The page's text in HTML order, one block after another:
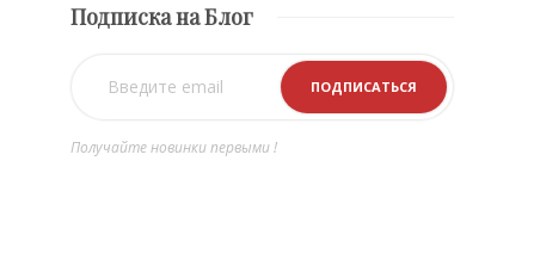
Подписка на Блог
Получайте новинки первыми !